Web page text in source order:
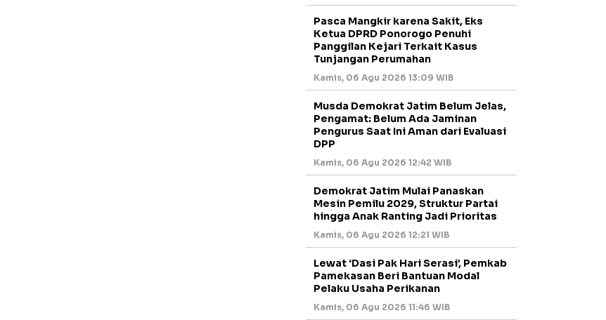
Pasca Mangkir karena Sakit, Eks
Ketua DPRD Ponorogo Penuhi
Panggilan Kejari Terkait Kasus
Tunjangan Perumahan
Kamis, 06 Agu 2026 13:09 WIB
Musda Demokrat Jatim Belum Jelas,
Pengamat: Belum Ada Jaminan
Pengurus Saat Ini Aman dari Evaluasi
DPP
Kamis, 06 Agu 2026 12:42 WIB
Demokrat Jatim Mulai Panaskan
Mesin Pemilu 2029, Struktur Partai
hingga Anak Ranting Jadi Prioritas
Kamis, 06 Agu 2026 12:21 WIB
Lewat ‘Dasi Pak Hari Serasi’, Pemkab
Pamekasan Beri Bantuan Modal
Pelaku Usaha Perikanan
Kamis, 06 Agu 2026 11:46 WIB